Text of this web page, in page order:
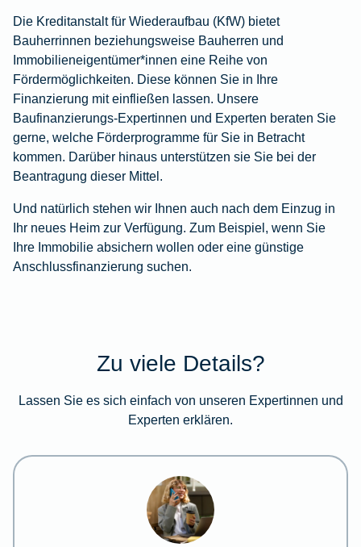
Die Kreditanstalt für Wiederaufbau (KfW) bietet
Bauherrinnen beziehungsweise Bauherren und
Immobilieneigentümer*innen eine Reihe von
Fördermöglichkeiten. Diese können Sie in Ihre
Finanzierung mit einfließen lassen. Unsere
Baufinanzierungs-Expertinnen und Experten beraten Sie
gerne, welche Förderprogramme für Sie in Betracht
kommen. Darüber hinaus unterstützen sie Sie bei der
Beantragung dieser Mittel.
Und natürlich stehen wir Ihnen auch nach dem Einzug in
Ihr neues Heim zur Verfügung. Zum Beispiel, wenn Sie
Ihre Immobilie absichern wollen oder eine günstige
Anschlussfinanzierung suchen.
Zu viele Details?
Lassen Sie es sich einfach von unseren Expertinnen und
Experten erklären.